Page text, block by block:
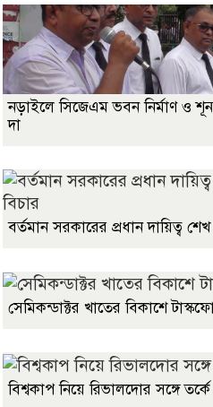
নড়াইলে সিজেএম ভবন নির্মাণ ও
দা
বর্তমান সরকারের প্রধান দায়িত্ব
সেমিকন্ডাক্টর খাতের বিকাশে
বিশ্বকাপ নিয়ে রিভালদোর সঙ্গে